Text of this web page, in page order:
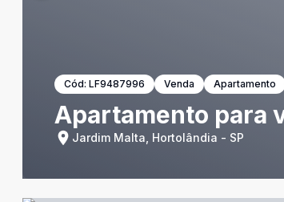
Cód: LF9487996 Venda Apartamento
Apartamento para
Jardim Malta, Hortolândia - SP